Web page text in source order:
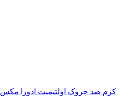
کرم ضد چروک اولتیمیت ادورا مکس